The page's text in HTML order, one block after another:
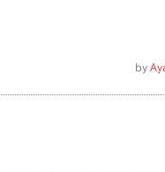
by